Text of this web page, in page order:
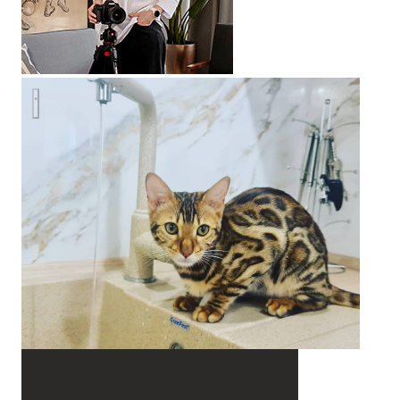
Уютная угловая кухня с фасадами под дерево и серыми